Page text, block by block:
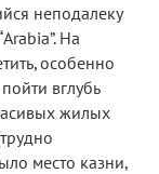
неподалеку
На
особенно
вглубь
жилых
место казни,